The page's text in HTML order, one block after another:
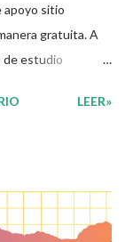
apoyo sitio
gratuita. A
de estudio
de la Nueva
dentro del
como
LEER»